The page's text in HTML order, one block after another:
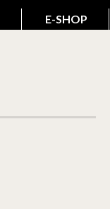
E-SHOP